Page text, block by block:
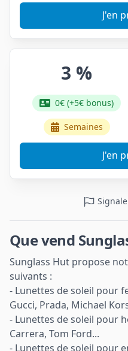
J'en
3 %
0€ (+5€ bonus)
Semaines
J'en
Que vend
Sunglass Hut propose
suivants :
- Lunettes de soleil pour
Gucci, Prada, Michael
- Lunettes de soleil pour
Carrera, Tom Ford...
- Lunettes de soleil pour